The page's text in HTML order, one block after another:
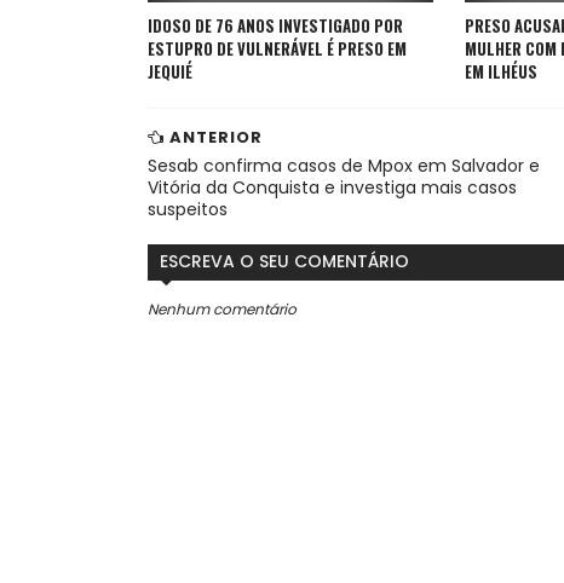
IDOSO DE 76 ANOS INVESTIGADO POR
ESTUPRO DE VULNERÁVEL É PRESO EM
JEQUIÉ
PRESO
MULHER COM
EM ILHÉUS
ANTERIOR
Sesab confirma casos de Mpox em Salvador e
Vitória da Conquista e investiga mais casos
suspeitos
ESCREVA O SEU COMENTÁRIO
Nenhum comentário